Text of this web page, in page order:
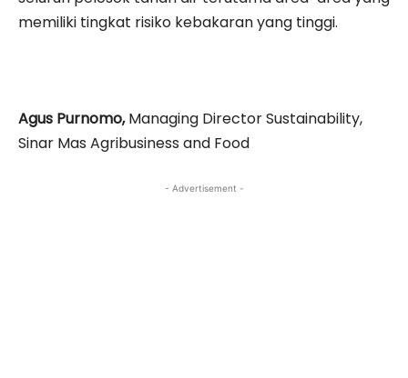
memiliki tingkat risiko kebakaran yang tinggi.
Agus Purnomo,Managing Director Sustainability,
Sinar Mas Agribusiness and Food
- Advertisement -